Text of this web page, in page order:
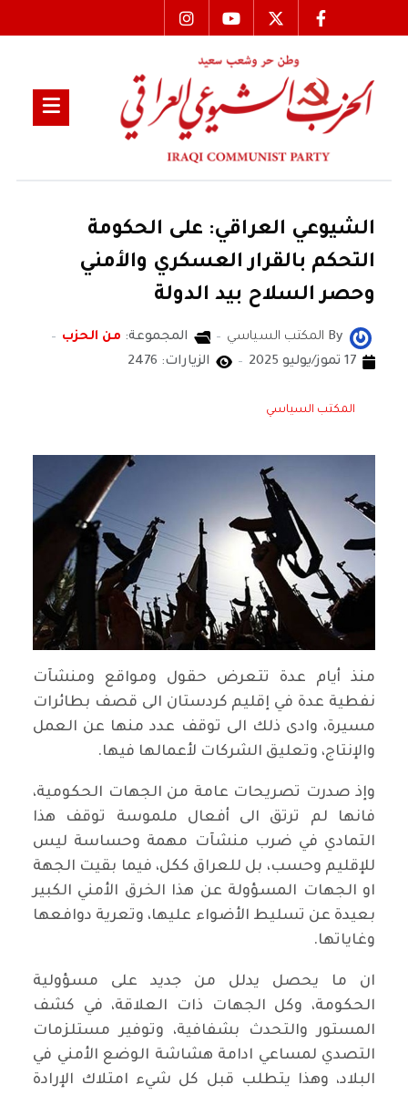
الشيوعي العراقي: على الحكومة
التحكم بالقرار العسكري والأمني
وحصر السلاح بيد الدولة
By المكتب السياسي المجموعة: من الحزب
17 تموز/يوليو 2025
الزيارات: 2476
المكتب السياسي
منذ أيام عدة تتعرض حقول ومواقع ومنشآت
نفطية عدة في إقليم كردستان الى قصف بطائرات
مسيرة، وادى ذلك الى توقف عدد منها عن العمل
والإنتاج، وتعليق الشركات لأعمالها فيها.
وإذ صدرت تصريحات عامة من الجهات الحكومية،
فانها لم ترتق الى أفعال ملموسة توقف هذا
التمادي في ضرب منشآت مهمة وحساسة ليس
للإقليم وحسب، بل للعراق ككل، فيما بقيت الجهة
او الجهات المسؤولة عن هذا الخرق الأمني الكبير
بعيدة عن تسليط الأضواء عليها، وتعرية دوافعها
وغاياتها.
ان ما يحصل يدلل من جديد على مسؤولية
الحكومة، وكل الجهات ذات العلاقة، في كشف
المستور والتحدث بشفافية، وتوفير مستلزمات
التصدي لمساعي ادامة هشاشة الوضع الأمني في
البلاد، وهذا يتطلب قبل كل شيء امتلاك الإرادة